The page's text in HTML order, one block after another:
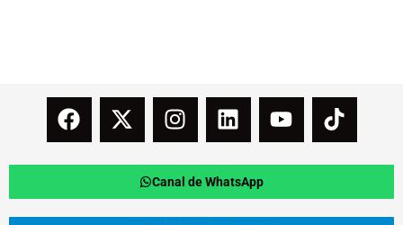
Canal de WhatsApp